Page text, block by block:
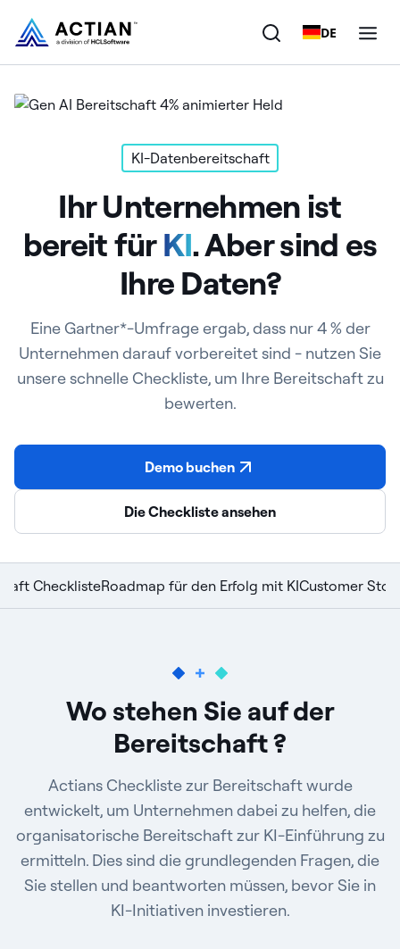
DE
Produkte
Kunden
Unternehmen
KI-Datenbereitschaft
Ihr Unternehmen ist
bereit fürKI. Aber sind es
Ihre Daten?
Eine Gartner*-Umfrage ergab, dass nur 4 % der
Unternehmen darauf vorbereitet sind - nutzen Sie
unsere schnelle Checkliste, um Ihre Bereitschaft zu
bewerten.
Demo buchen
Die Checkliste ansehen
ChecklisteRoadmap für den Erfolg mit KICustomer
Wo stehen Sie auf der
Bereitschaft ?
Actians Checkliste zur Bereitschaft wurde
entwickelt, um Unternehmen dabei zu helfen, die
organisatorische Bereitschaft zur KI-Einführung zu
ermitteln. Dies sind die grundlegenden Fragen, die
Sie stellen und beantworten müssen, bevor Sie in
KI-Initiativen investieren.